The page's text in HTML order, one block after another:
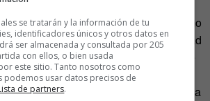
término con un significado muy próximo
un sistema de trabajo de reciprocidad
del ayllu(una comunidad que
colectiva). Lo más común es
en labores agrícolas, pastoreo, cocina
se tratarán y la información de tu
identificadores únicos y otros datos en
ser almacenada y consultada por 205
con ellos, o bien usada
este sitio. Tanto nosotros como
podemos usar datos precisos de
de partners.